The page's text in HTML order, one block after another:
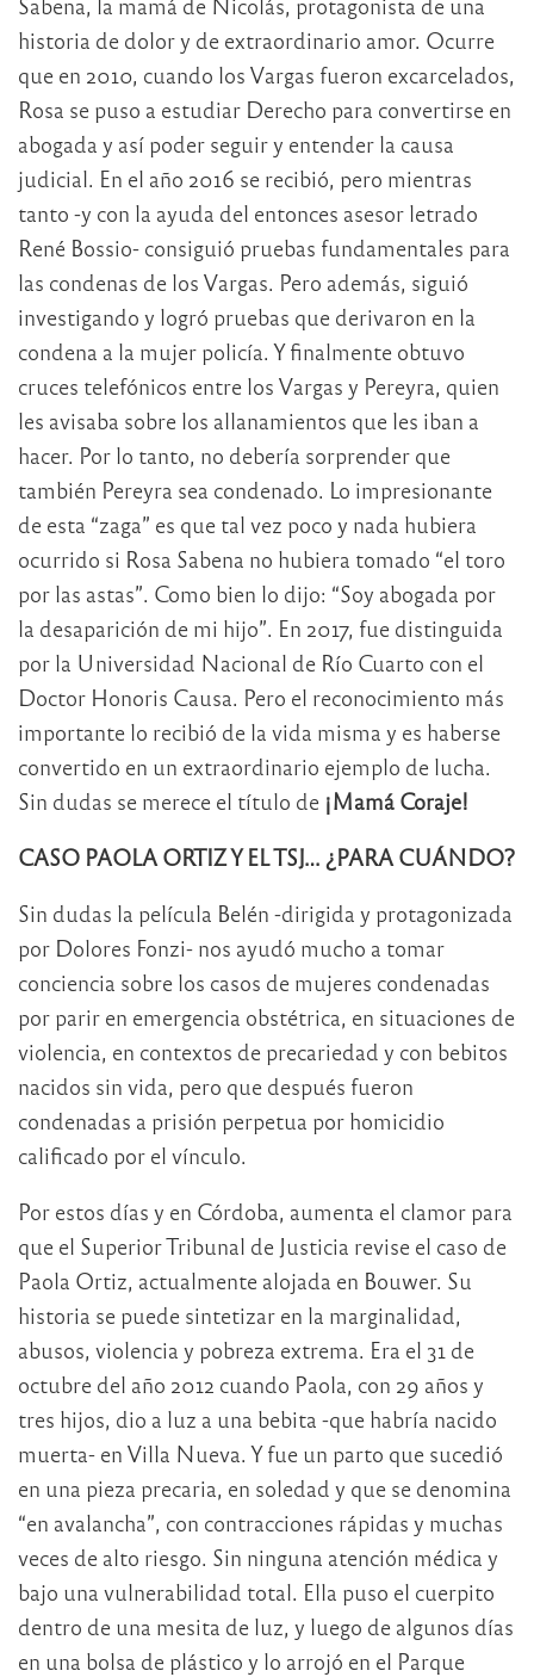
historia de dolor y de extraordinario amor. Ocurre
que en 2010, cuando los Vargas fueron excarcelados,
Rosa se puso a estudiar Derecho para convertirse en
abogada y así poder seguir y entender la causa
judicial. En el año 2016 se recibió, pero mientras
tanto -y con la ayuda del entonces asesor letrado
René Bossio- consiguió pruebas fundamentales para
las condenas de los Vargas. Pero además, siguió
investigando y logró pruebas que derivaron en la
condena a la mujer policía. Y finalmente obtuvo
cruces telefónicos entre los Vargas y Pereyra, quien
les avisaba sobre los allanamientos que les iban a
hacer. Por lo tanto, no debería sorprender que
también Pereyra sea condenado. Lo impresionante
de esta “zaga” es que tal vez poco y nada hubiera
ocurrido si Rosa Sabena no hubiera tomado “el toro
por las astas”. Como bien lo dijo: “Soy abogada por
la desaparición de mi hijo”. En 2017, fue distinguida
por la Universidad Nacional de Río Cuarto con el
Doctor Honoris Causa. Pero el reconocimiento más
importante lo recibió de la vida misma y es haberse
convertido en un extraordinario ejemplo de lucha.
Sin dudas se merece el título de ¡Mamá Coraje!
CASO PAOLA ORTIZ Y EL TSJ… ¿PARA CUÁNDO?
Sin dudas la película Belén -dirigida y protagonizada
por Dolores Fonzi- nos ayudó mucho a tomar
conciencia sobre los casos de mujeres condenadas
por parir en emergencia obstétrica, en situaciones de
violencia, en contextos de precariedad y con bebitos
nacidos sin vida, pero que después fueron
condenadas a prisión perpetua por homicidio
calificado por el vínculo.
Por estos días y en Córdoba, aumenta el clamor para
que el Superior Tribunal de Justicia revise el caso de
Paola Ortiz, actualmente alojada en Bouwer. Su
historia se puede sintetizar en la marginalidad,
abusos, violencia y pobreza extrema. Era el 31 de
octubre del año 2012 cuando Paola, con 29 años y
tres hijos, dio a luz a una bebita -que habría nacido
muerta- en Villa Nueva. Y fue un parto que sucedió
en una pieza precaria, en soledad y que se denomina
“en avalancha”, con contracciones rápidas y muchas
veces de alto riesgo. Sin ninguna atención médica y
bajo una vulnerabilidad total. Ella puso el cuerpito
dentro de una mesita de luz, y luego de algunos días
en una bolsa de plástico y lo arrojó en el Parque